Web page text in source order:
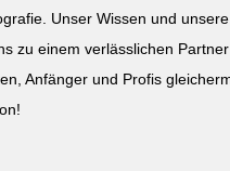
Unser Wissen und
zu einem verlässlichen
Anfänger und Profis